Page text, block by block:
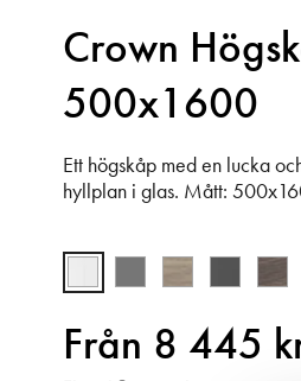
Crown
500x1600
Ett högskåp med en lucka
hyllplan i glas. Mått:
Från 8 445